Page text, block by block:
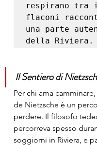
respirano tra
flaconi
una parte
della Riviera.
Il Sentiero di
Per chi ama
de Nietzsche è un
perdere. Il filosofo
percorreva spesso
soggiorni in Riviera, e